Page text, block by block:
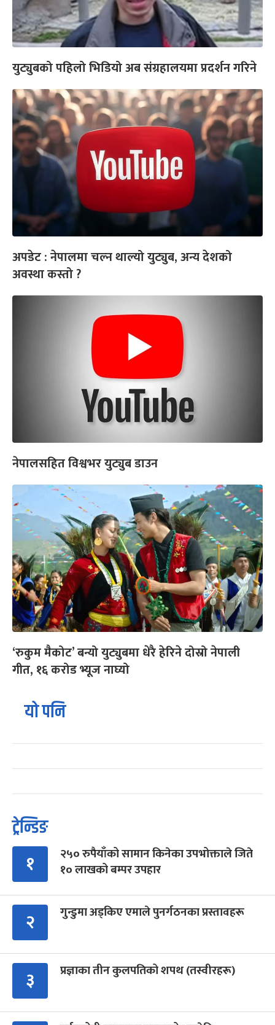
युट्युबको पहिलो भिडियो अब संग्रहालयमा प्रदर्शन गरिने
अपडेट : नेपालमा चल्न थाल्यो युट्युब, अन्य देशको
अवस्था कस्तो ?
नेपालसहित विश्वभर युट्युब डाउन
‘रुकुम मैकोट’ बन्यो युट्युबमा धेरै हेरिने दोस्रो नेपाली
गीत, १६ करोड भ्यूज नाघ्यो
यो पनि
ट्रेन्डिङ
१
२५० रुपैयाँको सामान किनेका उपभोक्ताले जिते
१० लाखको बम्पर उपहार
२ गुन्डुमा अड्किए एमाले पुनर्गठनका प्रस्तावहरू
३ प्रज्ञाका तीन कुलपतिको शपथ (तस्वीरहरू)